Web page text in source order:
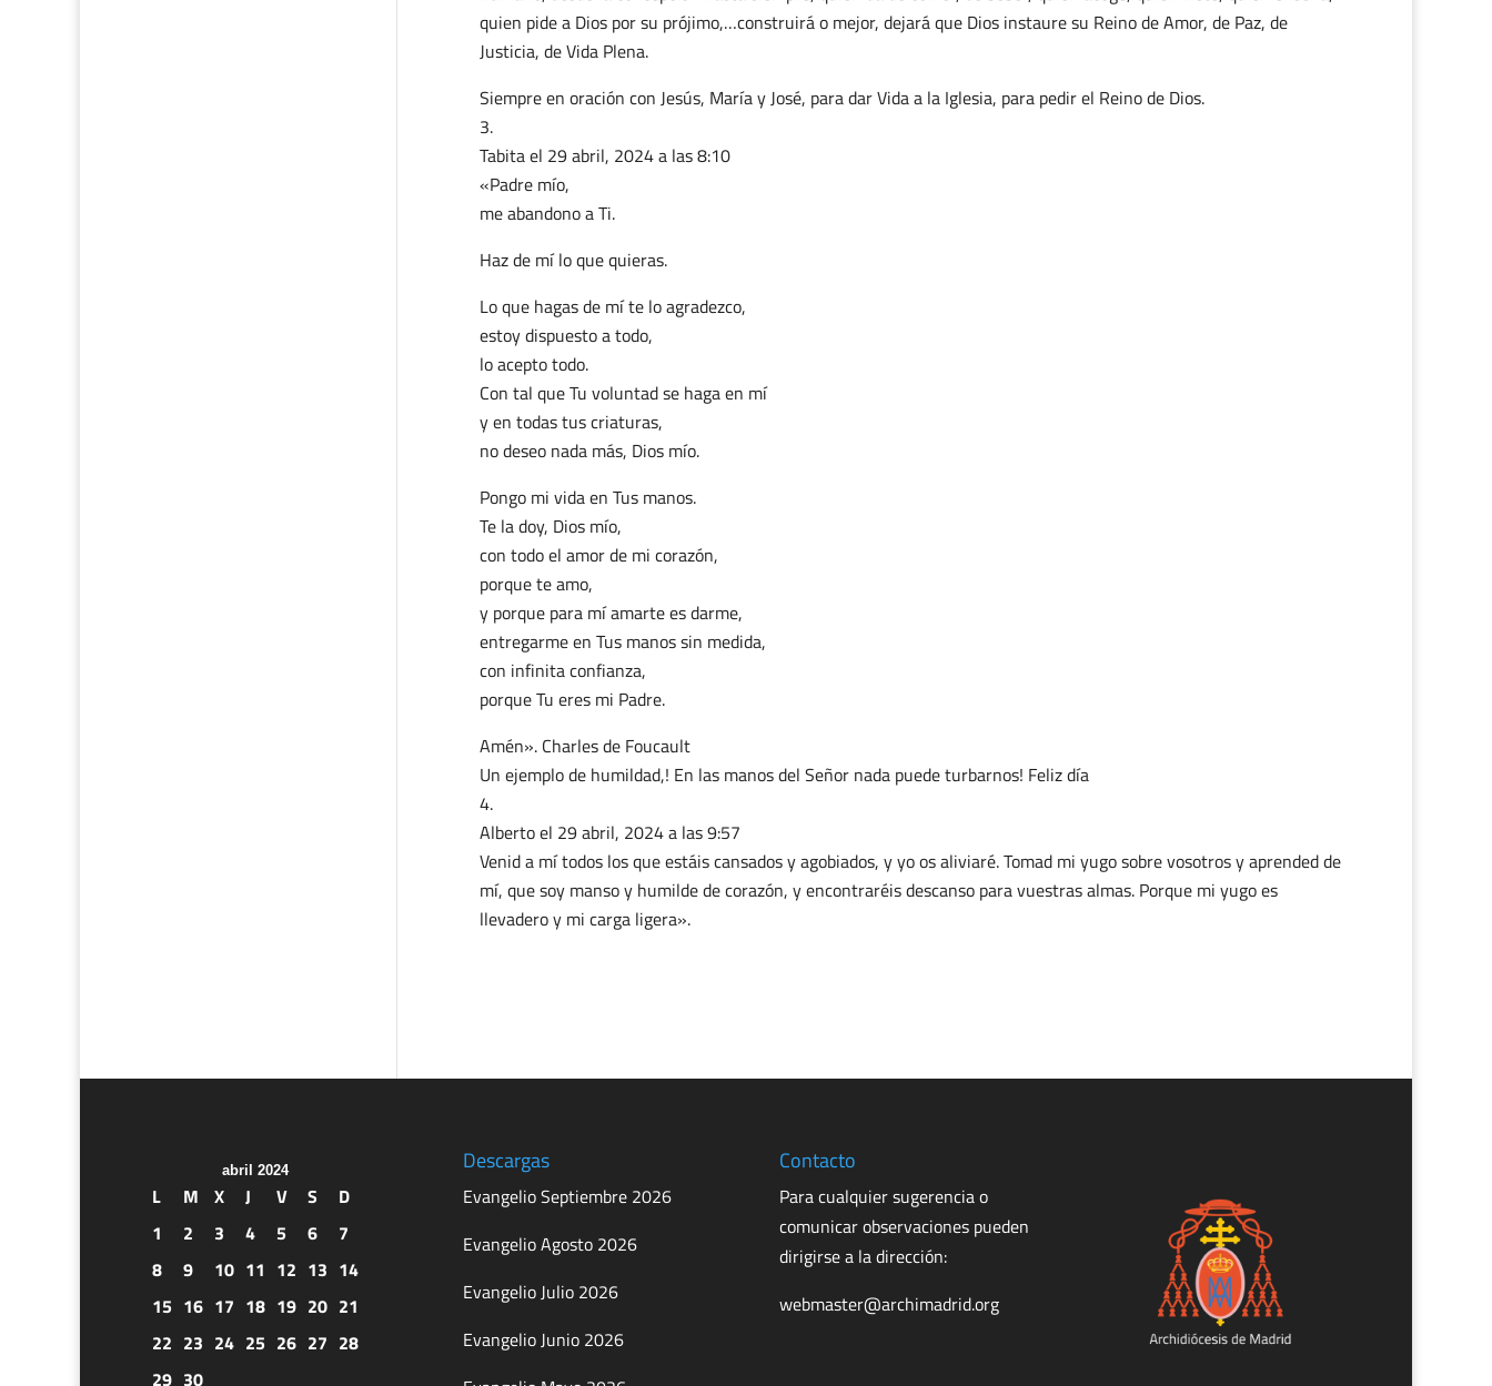
quien pide a Dios por su prójimo,…construirá o mejor, dejará que Dios instaure su Reino de Amor, de Paz, de
Justicia, de Vida Plena.
Siempre en oración con Jesús, María y José, para dar Vida a la Iglesia, para pedir el Reino de Dios.
Tabitael 29 abril, 2024 a las 8:10
«Padre mío,
me abandono a Ti.
Haz de mí lo que quieras.
Lo que hagas de mí te lo agradezco,
estoy dispuesto a todo,
lo acepto todo.
Con tal que Tu voluntad se haga en mí
y en todas tus criaturas,
no deseo nada más, Dios mío.
Pongo mi vida en Tus manos.
Te la doy, Dios mío,
con todo el amor de mi corazón,
porque te amo,
y porque para mí amarte es darme,
entregarme en Tus manos sin medida,
con infinita confianza,
porque Tu eres mi Padre.
Amén». Charles de Foucault
Un ejemplo de humildad,! En las manos del Señor nada puede turbarnos! Feliz día
Albertoel 29 abril, 2024 a las 9:57
Venid a mí todos los que estáis cansados y agobiados, y yo os aliviaré. Tomad mi yugo sobre vosotros y aprended de
mí, que soy manso y humilde de corazón, y encontraréis descanso para vuestras almas. Porque mi yugo es
llevadero y mi carga ligera».
abril 2024
L M X J V S
D
1
2 3 4 5 6
7
8
9 10 11 12 13 14
15 16 17 18 19 20 21
22 23 24 25 26 27 28
29 30
Descargas
Evangelio Septiembre 2026
Evangelio Agosto 2026
Evangelio Julio 2026
Evangelio Junio 2026
Contacto
Para cualquier sugerencia o
comunicar observaciones pueden
dirigirse a la dirección:
webmaster@archimadrid.org